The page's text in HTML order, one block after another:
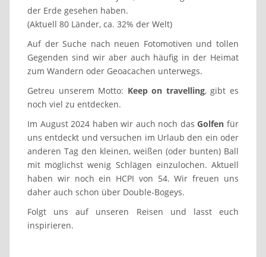
der Erde gesehen haben.
(Aktuell 80 Länder, ca. 32% der Welt)
Auf der Suche nach neuen Fotomotiven und tollen
Gegenden sind wir aber auch häufig in der Heimat
zum Wandern oder Geoacachen unterwegs.
Getreu unserem Motto: Keep on travelling, gibt es
noch viel zu entdecken.
Im August 2024 haben wir auch noch dasGolfen für
uns entdeckt und versuchen im Urlaub den ein oder
anderen Tag den kleinen, weißen (oder bunten) Ball
mit möglichst wenig Schlägen einzulochen. Aktuell
haben wir noch ein HCPI von 54. Wir freuen uns
daher auch schon über Double-Bogeys.
Folgt uns auf unseren Reisen und lasst euch
inspirieren.